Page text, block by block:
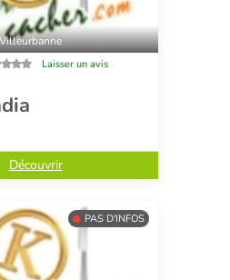
Laisser un avis
Découvrir
PAS D'INFOS